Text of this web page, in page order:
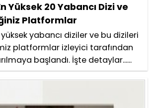
Yüksek 20 Yabancı Dizi ve
Platformlar
yabancı diziler ve bu dizileri
platformlar izleyici tarafından
başlandı. İşte detaylar......